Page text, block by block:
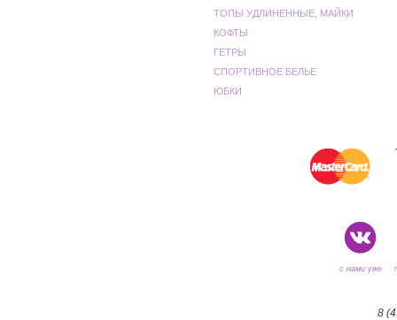
ТОПЫ УДЛИНЕННЫЕ, МАЙКИ
КОФТЫ
ГЕТРЫ
СПОРТИВНОЕ БЕЛЬЕ
ЮБКИ
с нами уже
8